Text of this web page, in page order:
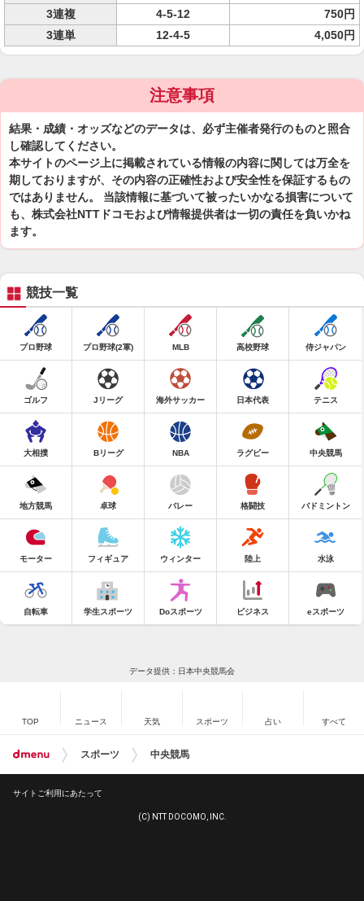
3連複
4-5-12
750円
3連単
12-4-5 4,050円
注意事項
結果・成績・オッズなどのデータは、必ず主催者発行のものと照合
し確認してください。
本サイトのページ上に掲載されている情報の内容に関しては万全を
期しておりますが、その内容の正確性および安全性を保証するもの
ではありません。 当該情報に基づいて被ったいかなる損害について
も、株式会社NTTドコモおよび情報提供者は一切の責任を負いかね
ます。
競技一覧
プロ野球 プロ野球(2軍) MLB 高校野球 侍ジャパン
ゴルフ Jリーグ 海外サッカー 日本代表 テニス
大相撲 Bリーグ NBA ラグビー 中央競馬
地方競馬 卓球 バレー 格闘技 バドミントン
モーター フィギュア ウィンター 陸上 水泳
自転車 学生スポーツ Doスポーツ ビジネス eスポーツ
データ提供：日本中央競馬会
TOP ニュース 天気 スポーツ 占い すべて
スポーツ 中央競馬
サイトご利用にあたって
(C) NTT DOCOMO, INC.